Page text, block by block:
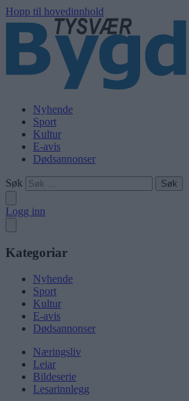
Hopp til hovedinnhold
Nyhende
Sport
Kultur
E-avis
Dødsannonser
Søk
Logg inn
Kategoriar
Nyhende
Sport
Kultur
E-avis
Dødsannonser
Næringsliv
Leiar
Bildeserie
Lesarinnlegg